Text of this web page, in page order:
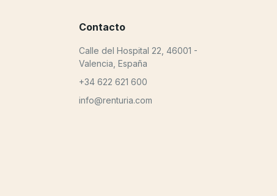
Contacto
Calle del Hospital 22, 46001 -
Valencia, España
+34 622 621 600
info@renturia.com